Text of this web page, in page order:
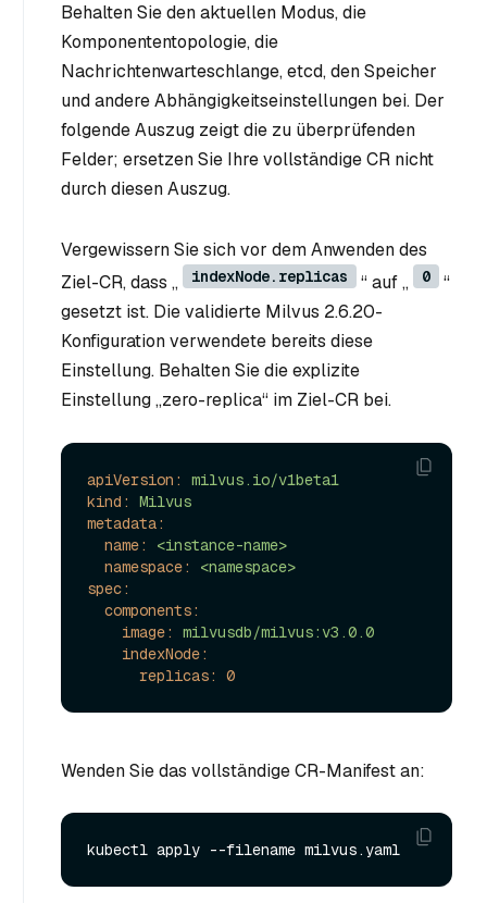
Behalten Sie den aktuellen Modus, die
Komponententopologie, die
Nachrichtenwarteschlange, etcd, den Speicher
und andere Abhängigkeitseinstellungen bei. Der
folgende Auszug zeigt die zu überprüfenden
Felder; ersetzen Sie Ihre vollständige CR nicht
durch diesen Auszug.
Vergewissern Sie sich vor dem Anwenden des
Ziel-CR, dass „
indexNode.replicas “ auf „ 0
“
gesetzt ist. Die validierte Milvus 2.6.20-
Konfiguration verwendete bereits diese
Einstellung. Behalten Sie die explizite
Einstellung „zero-replica“ im Ziel-CR bei.
apiVersion:
milvus.io/v1beta1
kind:
Milvus
metadata:
name:
<instance-name>
namespace:
<namespace>
spec:
components:
image:
milvusdb/milvus:v3.0.0
indexNode:
replicas:
0
Wenden Sie das vollständige CR-Manifest an: